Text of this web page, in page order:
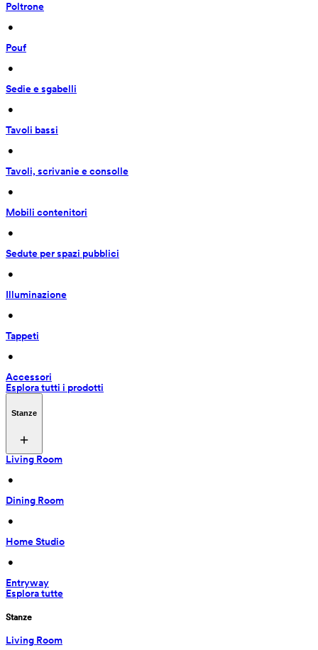
Poltrone
•
Pouf
•
Sedie e sgabelli
•
Tavoli bassi
•
Tavoli, scrivanie e consolle
•
Mobili contenitori
•
Sedute per spazi pubblici
•
Illuminazione
•
Tappeti
•
Accessori
Esplora tutti i prodotti
Stanze
Living Room
•
Dining Room
•
Home Studio
•
Entryway
Esplora tutte
Stanze
Living Room